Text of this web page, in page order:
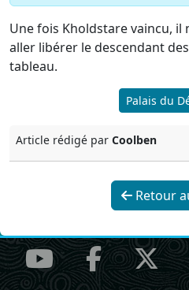
Une fois Kholdstare vaincu, il
aller libérer le descendant
tableau.
Palais du
Article rédigé par Coolben
Retour